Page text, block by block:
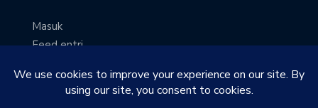
Masuk
Feed entri
WordPress.org